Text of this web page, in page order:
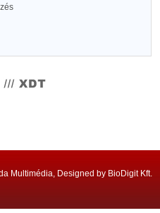
Multimédia, Designed by BioDigit Kft.